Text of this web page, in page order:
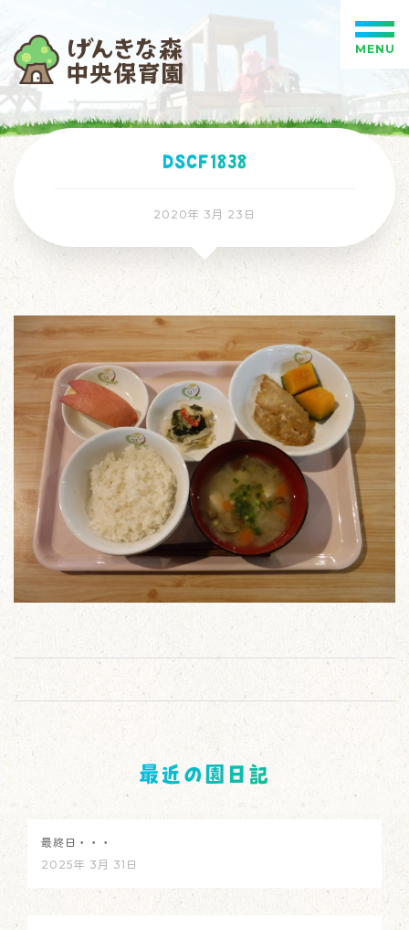
DSCF1838
2020年 3月 23日
最近の園日記
最終日・・・
2025年 3月 31日
MENU